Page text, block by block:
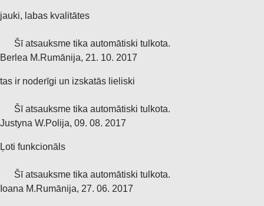
jauki, labas kvalitātes
Šī atsauksme tika automātiski tulkota.
Berlea M.Rumānija, 21. 10. 2017
tas ir noderīgi un izskatās lieliski
Šī atsauksme tika automātiski tulkota.
Justyna W.Polija, 09. 08. 2017
Ļoti funkcionāls
Šī atsauksme tika automātiski tulkota.
Ioana M.Rumānija, 27. 06. 2017